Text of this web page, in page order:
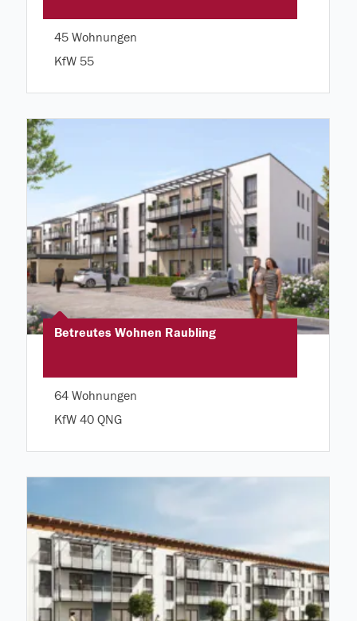
45 Wohnungen
KfW 55
Betreutes Wohnen Raubling
64 Wohnungen
KfW 40 QNG